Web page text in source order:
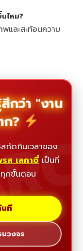
ไหม?
และสะท้อนความ
กว่า "งาน
ก?
กัดกินเวลาของ
ส เลกาซี่ เป็นที่
กขั้นตอน
นที
วงจร